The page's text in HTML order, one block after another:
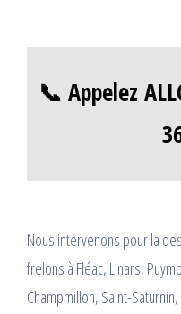
📞 Appelez
Nous intervenons pour la
frelons à Fléac, Linars,
Champmillon, Saint-